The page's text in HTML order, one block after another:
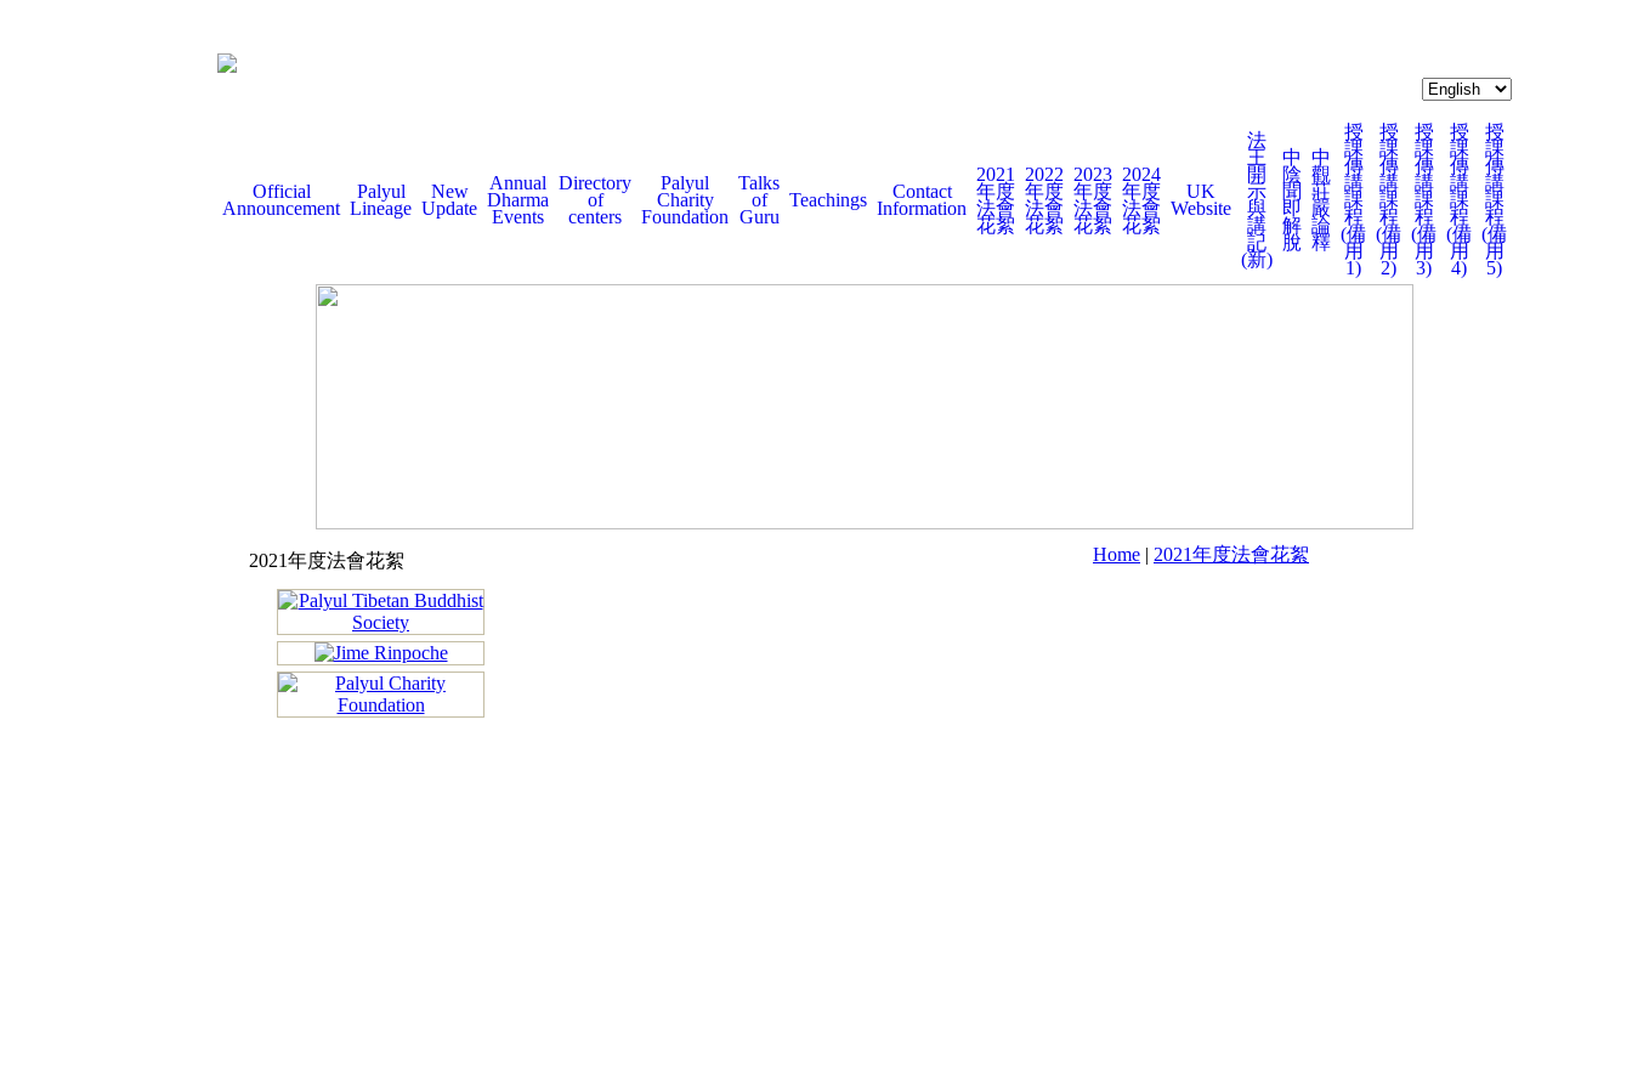
Official
Announcement
Palyul
Lineage
New
Update
Annual
Dharma
Events
Directory
of
centers
Palyul
Charity
Foundation
Talks
of
Guru
Teachings
Contact
Information
2021
年度
法會
花絮
2022
年度
法會
花絮
2023
年度
法會
花絮
2024
年度
法會
花絮
UK
Website
法
王
開
示
與
講
記
(新)
中
陰
聞
即
解
脫
中
觀
莊
嚴
論
釋
授
課
傳
講
課
程
(備
用
1)
授
課
傳
講
課
程
(備
用
2)
授
課
傳
講
課
程
(備
用
3)
授
課
傳
講
課
程
(備
用
4)
授
課
傳
講
課
程
(備
用
5)
2021年度法會花絮 Home | 2021年度法會花絮